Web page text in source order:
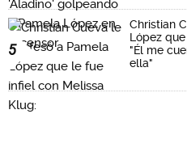
5
Christian
López
"Él me
ella"